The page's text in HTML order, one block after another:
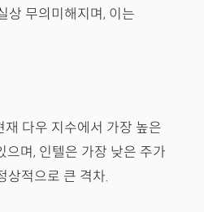
상 무의미해지며, 이는
다우 지수에서 가장 높은
며, 인텔은 가장 낮은 주가
상적으로 큰 격차.